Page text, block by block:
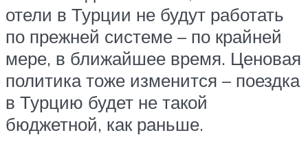
отели в Турции не будут работать
по прежней системе – по крайней
мере, в ближайшее время. Ценовая
политика тоже изменится – поездка
в Турцию будет не такой
бюджетной, как раньше.